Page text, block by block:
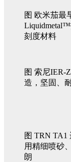
图 欧米茄最
刻度材料
图 索尼IER-
造，坚固、
图 TRN TA1
用精细喷砂
朗